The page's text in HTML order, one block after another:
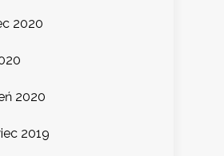
2020
2020
2019